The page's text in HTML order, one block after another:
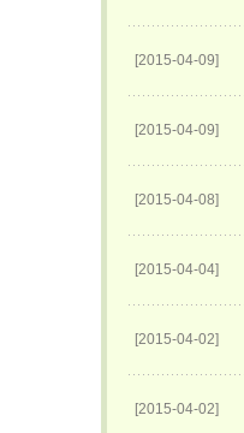
[2015-04-09]
[2015-04-09]
[2015-04-08]
[2015-04-04]
[2015-04-02]
[2015-04-02]